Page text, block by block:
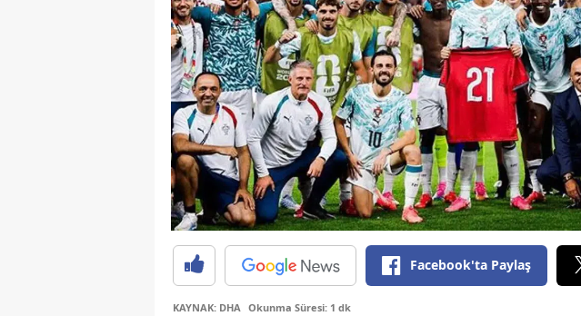
Facebook'ta Paylaş
KAYNAK: DHA Okunma Süresi: 1 dk